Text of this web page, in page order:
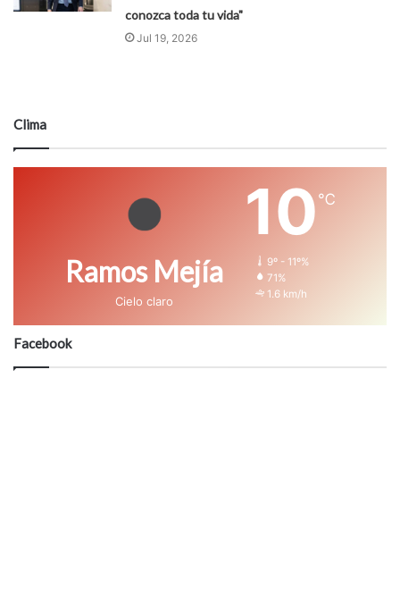
conozca toda tu vida"
Jul 19, 2026
Clima
Ramos Mejía
Cielo claro
10 ℃
9º - 11º%
71%
1.6 km/h
Facebook